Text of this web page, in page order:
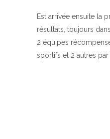
Est arrivée ensuite la
résultats, toujours
2 équipes
sportifs et 2 autres par